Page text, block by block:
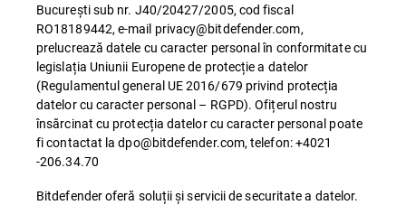
București sub nr. J40/20427/2005, cod fiscal
RO18189442, e-mail privacy@bitdefender.com,
prelucrează datele cu caracter personal în conformitate cu
legislația Uniunii Europene de protecție a datelor
(Regulamentul general UE 2016/679 privind protecția
datelor cu caracter personal – RGPD). Ofițerul nostru
însărcinat cu protecția datelor cu caracter personal poate
fi contactat la dpo@bitdefender.com, telefon: +4021
-206.34.70
Bitdefender oferă soluții și servicii de securitate a datelor.